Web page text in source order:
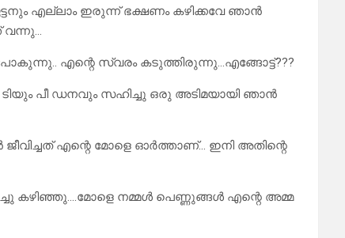
എല്ലാം ഇരുന്ന് ഭക്ഷണം കഴിക്കവേ ഞാൻ
വന്നു…
എന്റെ സ്വരം കടുത്തിരുന്നു…എങ്ങോട്ട്???
ടിയും പീ ഡനവും സഹിച്ചു ഒരു അടിമയായി ഞാൻ
എന്റെ മോളെ ഓർത്താണ്… ഇനി അതിന്റെ
കഴിഞ്ഞു….മോളെ നമ്മൾ പെണ്ണുങ്ങൾ എന്റെ അമ്മ